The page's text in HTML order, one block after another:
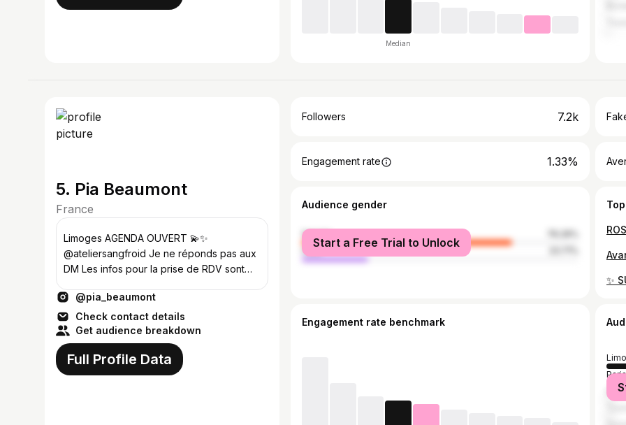
Median
5. Pia Beaumont
France
Limoges AGENDA OUVERT 💫✨
@ateliersangfroid Je ne réponds pas aux
DM Les infos pour la prise de RDV sont
@pia_beaumont
Check contact details
Get audience breakdown
Full Profile Data
Followers 7.2k
Engagement rate 1.33%
Audience gender
female
male
Start a Free Trial to Unlock
Engagement rate benchmark
Paris